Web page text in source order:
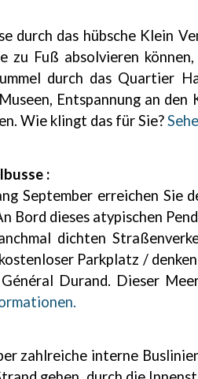
durch das hübsche Klein
zu Fuß absolvieren
durch das Quartier
Entspannung an den
Wie klingt das für Sie?
:
September erreichen Sie
Bord dieses atypischen
dichten
Parkplatz /
Durand. Dieser
zahlreiche interne